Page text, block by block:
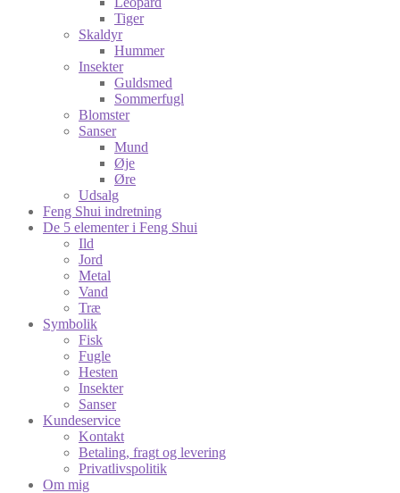
Tiger
Skaldyr
Hummer
Insekter
Guldsmed
Sommerfugl
Blomster
Sanser
Mund
Øje
Øre
Udsalg
Feng Shui indretning
De 5 elementer i Feng Shui
Ild
Jord
Metal
Vand
Træ
Symbolik
Fisk
Fugle
Hesten
Insekter
Sanser
Kundeservice
Kontakt
Betaling, fragt og levering
Privatlivspolitik
Om mig